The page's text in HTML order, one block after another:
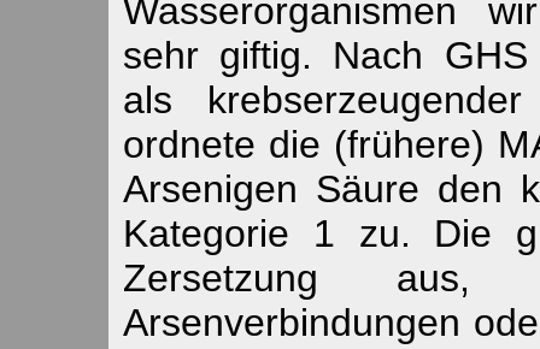
Wasserorganismen
sehr giftig. Nach
als
ordnete die (frühere)
Arsenigen Säure den
Kategorie 1 zu. Die
Zersetzung aus,
Arsenverbindungen